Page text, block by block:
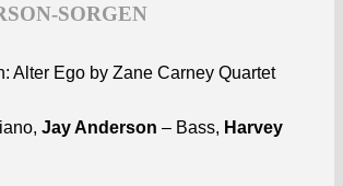
SORGEN
Alter Ego by Zane Carney Quartet
Jay Anderson – Bass, Harvey